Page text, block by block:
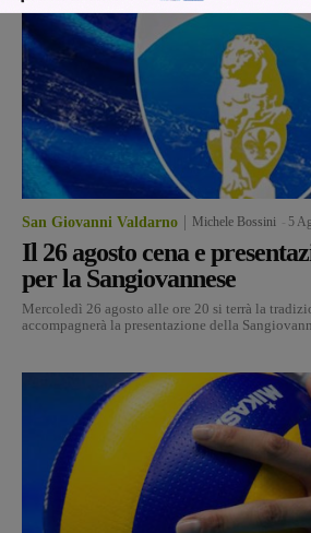
San Giovanni Valdarno Michele Bossini 5
Il 26 agosto cena e
per la Sangiovannese
Mercoledì 26 agosto alle ore 20 si terrà la
accompagnerà la presentazione della